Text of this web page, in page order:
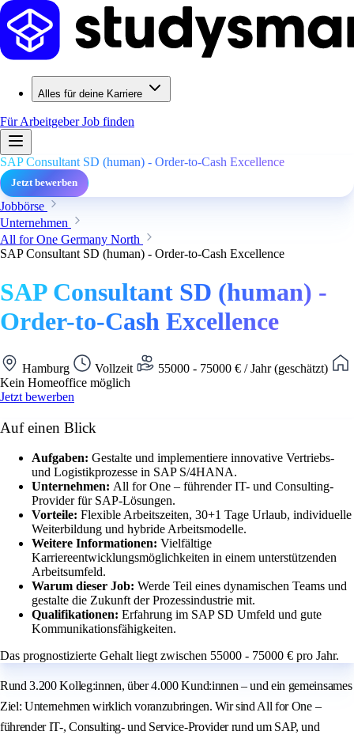
Alles für deine Karriere
Für ArbeitgeberJob finden
SAP Consultant SD (human) - Order-to-Cash Excellence
Jetzt bewerben
Jobbörse
Unternehmen
All for One Germany North
SAP Consultant SD (human) - Order-to-Cash Excellence
SAP Consultant SD (human) -
Order-to-Cash Excellence
Hamburg Vollzeit
55000 - 75000 € / Jahr (geschätzt)
Kein Homeoffice möglich
Jetzt bewerben
Auf einen Blick
Aufgaben: Gestalte und implementiere innovative Vertriebs-
und Logistikprozesse in SAP S/4HANA.
Unternehmen: All for One – führender IT- und Consulting-
Provider für SAP-Lösungen.
Vorteile: Flexible Arbeitszeiten, 30+1 Tage Urlaub, individuelle
Weiterbildung und hybride Arbeitsmodelle.
Weitere Informationen: Vielfältige
Karriereentwicklungsmöglichkeiten in einem unterstützenden
Arbeitsumfeld.
Warum dieser Job: Werde Teil eines dynamischen Teams und
gestalte die Zukunft der Prozessindustrie mit.
Qualifikationen: Erfahrung im SAP SD Umfeld und gute
Kommunikationsfähigkeiten.
Das prognostizierte Gehalt liegt zwischen 55000 - 75000 € pro Jahr.
Rund 3.200 Kolleg:innen, über 4.000 Kund:innen – und ein gemeinsames
Ziel: Unternehmen wirklich voranzubringen. Wir sind All for One –
führender IT-, Consulting- und Service-Provider rund um SAP, und